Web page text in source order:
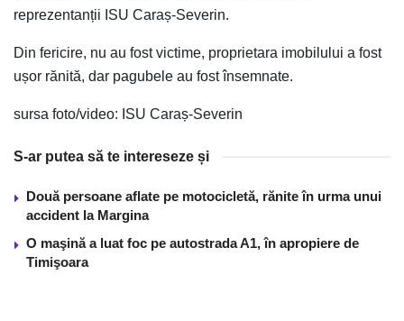
reprezentanții ISU Caraș-Severin.
Din fericire, nu au fost victime, proprietara imobilului a fost
ușor rănită, dar pagubele au fost însemnate.
sursa foto/video: ISU Caraș-Severin
S-ar putea să te intereseze și
Două persoane aflate pe motocicletă, rănite în urma unui
accident la Margina
O maşină a luat foc pe autostrada A1, în apropiere de
Timişoara